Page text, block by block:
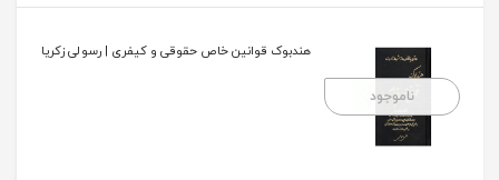
ناموجود
هندبوک قوانین خاص حقوقی و کیفری | رسولی زکریا